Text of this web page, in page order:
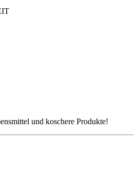
und koschere Produkte!